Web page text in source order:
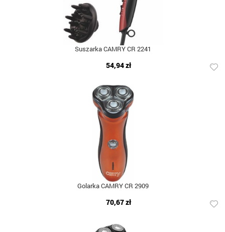
Suszarka CAMRY CR 2241
54,94 zł
Golarka CAMRY CR 2909
70,67 zł